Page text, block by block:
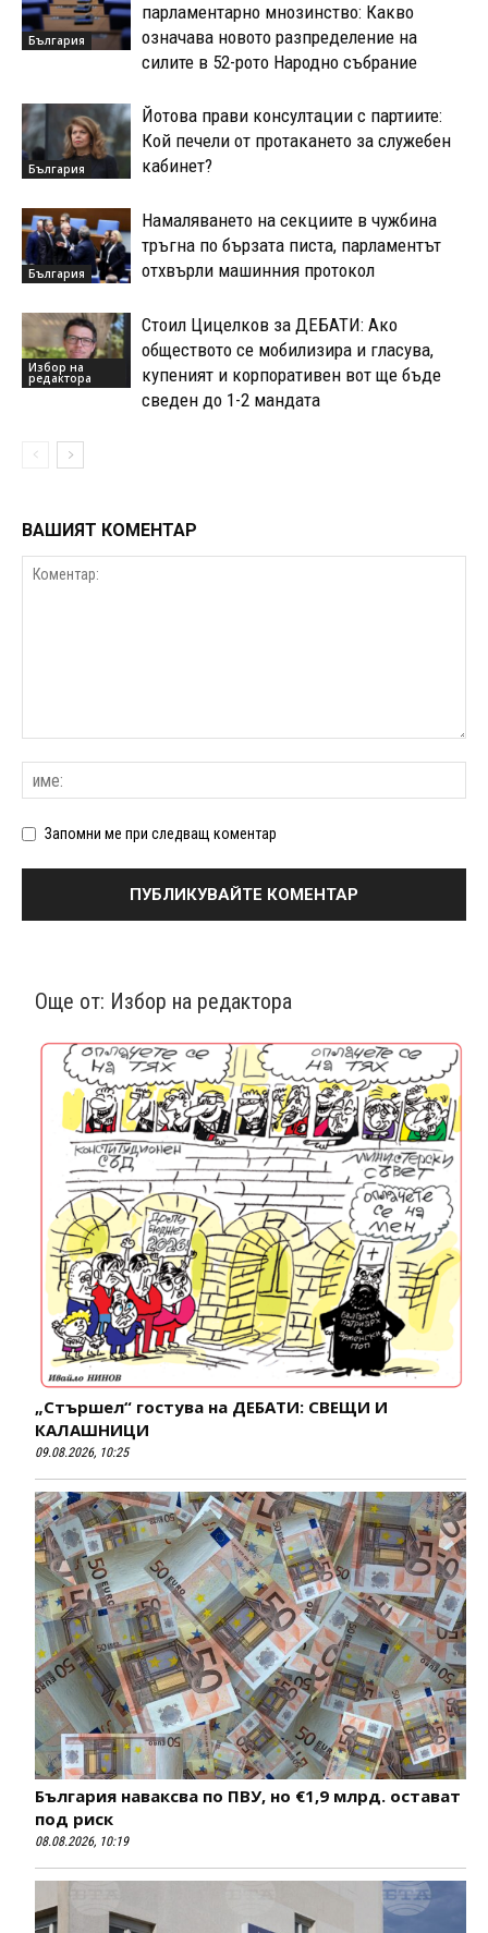
България
парламентарно мнозинство: Какво
означава новото разпределение на
силите в 52-рото Народно събрание
България
Йотова прави консултации с партиите:
Кой печели от протакането за служебен
кабинет?
България
Намаляването на секциите в чужбина
тръгна по бързата писта, парламентът
отхвърли машинния протокол
Избор на
редактора
Стоил Цицелков за ДЕБАТИ: Ако
обществото се мобилизира и гласува,
купеният и корпоративен вот ще бъде
сведен до 1-2 мандата
ВАШИЯТ КОМЕНТАР
Запомни ме при следващ коментар
Още от: Избор на редактора
„Стършел“ гостува на ДЕБАТИ: СВЕЩИ И
КАЛАШНИЦИ
09.08.2026, 10:25
България наваксва по ПВУ, но €1,9 млрд. остават
под риск
08.08.2026, 10:19